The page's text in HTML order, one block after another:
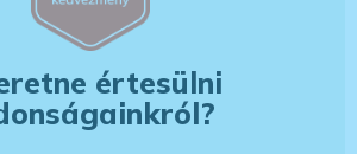
értesülni